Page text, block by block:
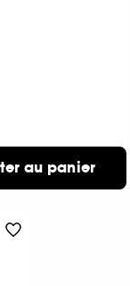
au panier